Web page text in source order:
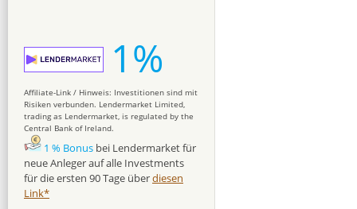
1%
Affiliate-Link / Hinweis: Investitionen sind mit
Risiken verbunden. Lendermarket Limited,
trading as Lendermarket, is regulated by the
Central Bank of Ireland.
1 % Bonus bei Lendermarket für
neue Anleger auf alle Investments
für die ersten 90 Tage überdiesen
Link*